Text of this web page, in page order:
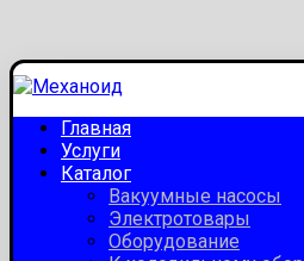
Главная
Услуги
Каталог
Вакуумные насосы
Электротовары
Оборудование